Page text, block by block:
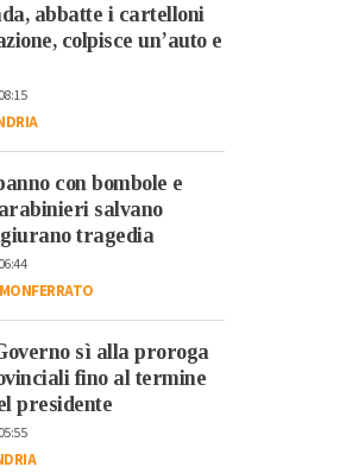
- 12:37
gialla
Val
Cronaca-Casale Monferrato
Provincia di Alessandria
Scontro tra camion e
auto lungo la strada
Morto automobilista
abbatte i cartelloni
colpisce un’auto e
con bombole e
salvano
tragedia
sì alla proroga
fino al termine
presidente